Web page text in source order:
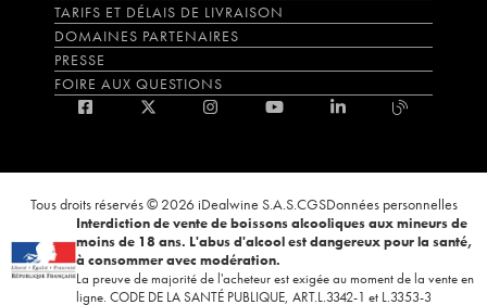
TARIFS ET DÉLAIS DE LIVRAISON
DOMAINES PARTENAIRES
PRESSE
FOIRE AUX QUESTIONS
Tous droits réservés © 2026 iDealwine S.A.S.CGSDonnées personnelles
Interdiction de vente de boissons alcooliques aux mineurs de
moins de 18 ans. L'abus d'alcool est dangereux pour la santé,
à consommer avec modération.
La preuve de majorité de l'acheteur est exigée au moment de la vente en
ligne. CODE DE LA SANTÉ PUBLIQUE, ART.L.3342-1 et L.3353-3